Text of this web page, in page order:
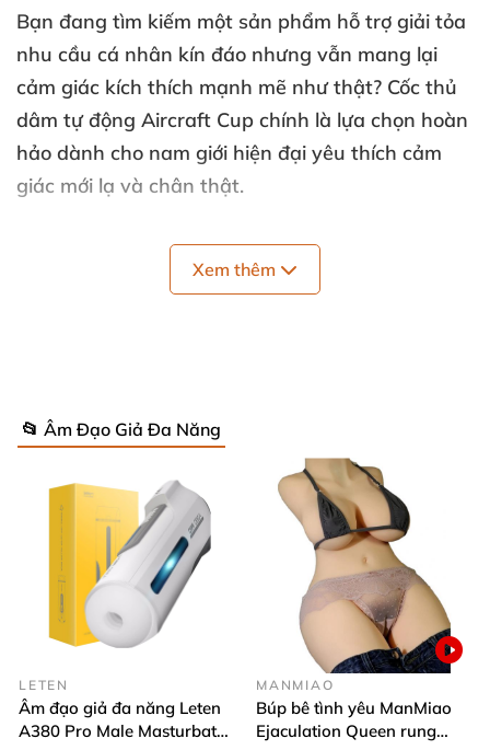
Bạn đang tìm kiếm một sản phẩm hỗ trợ giải tỏa
nhu cầu cá nhân kín đáo nhưng vẫn mang lại
cảm giác kích thích mạnh mẽ như thật? Cốc thủ
dâm tự động Aircraft Cup chính là lựa chọn hoàn
hảo dành cho nam giới hiện đại yêu thích cảm
giác mới lạ và chân thật.
Xem thêm
📂 Âm Đạo Giả Đa Năng
LETEN
Âm đạo giả đa năng Leten
A380 Pro Male Masturbator
MANMIAO
Búp bê tình yêu ManMiao
Ejaculation Queen rung